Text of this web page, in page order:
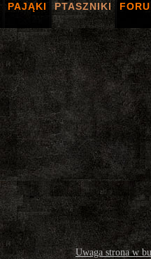
PAJĄKI PTASZNIKI
Uwaga strona w